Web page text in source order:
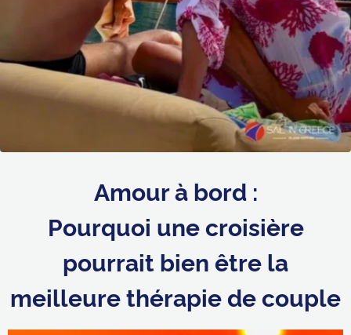
Amour à bord :
Pourquoi une croisière
pourrait bien être la
meilleure thérapie de couple